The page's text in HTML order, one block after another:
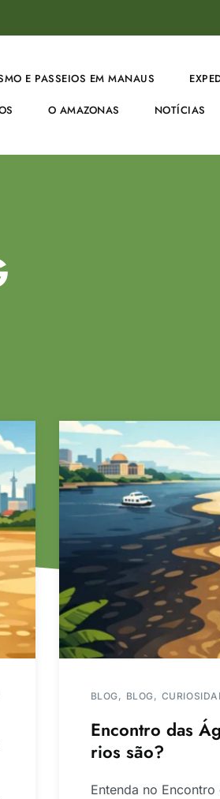
E PASSEIOS EM MANAUS
O AMAZONAS NOTÍCIAS
BLOG BLOG
Encontro das
rios são?
Entenda no